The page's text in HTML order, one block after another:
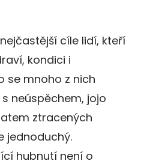
cíle lidí, kteří
kondici i
se mnoho z nich
neúspěchem, jojo
ztracených
jednoduchý.
hubnutí není o